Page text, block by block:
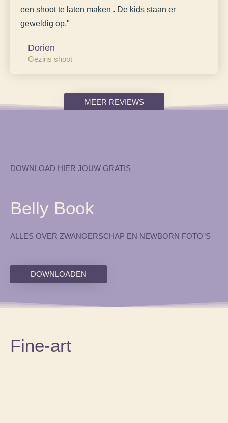
een shoot te laten maken . De kids staan er
geweldig op."
Dorien
Gezins shoot
MEER REVIEWS
DOWNLOAD HIER JOUW GRATIS
Belly Book
ALLES OVER ZWANGERSCHAP EN NEWBORN FOTO”S
DOWNLOADEN
Fine-art